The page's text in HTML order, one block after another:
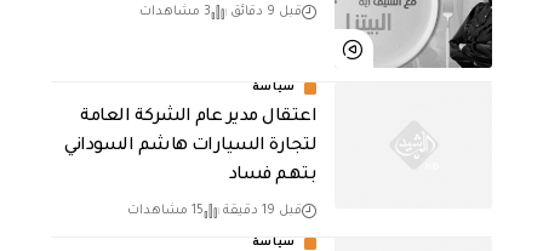
قبل 9 دقائق 3 مشاهدات
سياسة
اعتقال مدير عام الشركة العامة
لتجارة السيارات هاشم السوداني
بتهم فساد
قبل 19 دقيقة 15 مشاهدات
سياسة